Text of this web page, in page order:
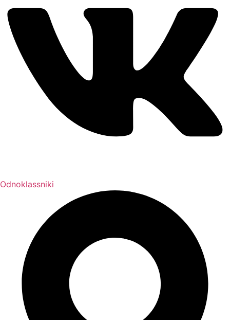
Odnoklassniki